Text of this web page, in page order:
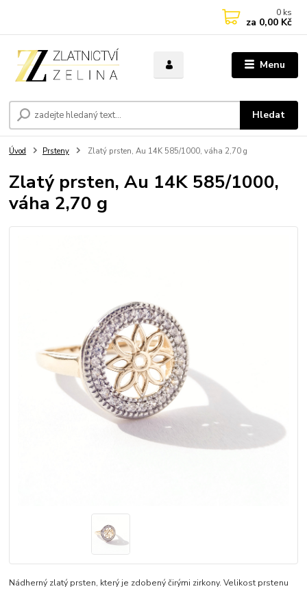
Menu
Hledat
0 ks
za 0,00 Kč
Úvod Prsteny Zlatý prsten, Au 14K 585/1000, váha 2,70 g
Zlatý prsten, Au 14K 585/1000,
váha 2,70 g
Nádherný zlatý prsten, který je zdobený čirými zirkony. Velikost prstenu